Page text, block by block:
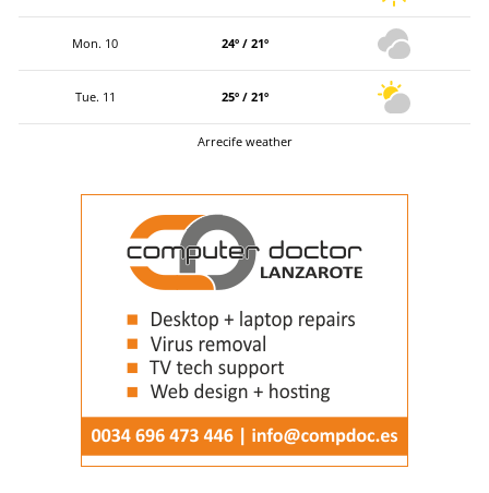
Mon. 10 24º / 21º
Tue. 11 25º / 21º
Arrecife weather